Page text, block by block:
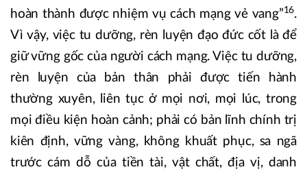
hoàn thành được nhiệm vụ cách mạng vẻ vang”16.
Vì vậy, việc tu dưỡng, rèn luyện đạo đức cốt là để
giữ vững gốc của người cách mạng. Việc tu dưỡng,
rèn luyện của bản thân phải được tiến hành
thường xuyên, liên tục ở mọi nơi, mọi lúc, trong
mọi điều kiện hoàn cảnh; phải có bản lĩnh chính trị
kiên định, vững vàng, không khuất phục, sa ngã
trước cám dỗ của tiền tài, vật chất, địa vị, danh